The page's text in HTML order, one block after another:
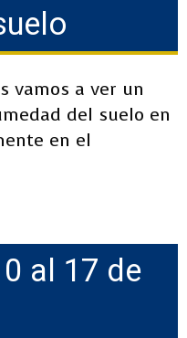
vamos a ver un
del suelo en
en el
al 17 de